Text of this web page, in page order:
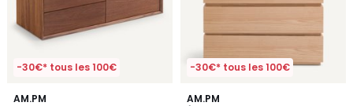
-30€* tous les 100€
AM.PM
4,3
-30€* tous les 100€
AM.PM